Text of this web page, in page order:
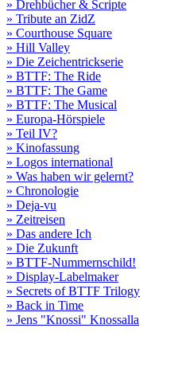
» Drehbücher & Scripte
» Tribute an ZidZ
» Courthouse Square
» Hill Valley
» Die Zeichentrickserie
» BTTF: The Ride
» BTTF: The Game
» BTTF: The Musical
» Europa-Hörspiele
» Teil IV?
» Kinofassung
» Logos international
» Was haben wir gelernt?
» Chronologie
» Deja-vu
» Zeitreisen
» Das andere Ich
» Die Zukunft
» BTTF-Nummernschild!
» Display-Labelmaker
» Secrets of BTTF Trilogy
» Back in Time
» Jens "Knossi" Knossalla